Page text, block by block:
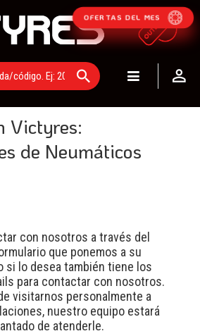
OFERTAS DEL MES
Victyres:
de Neumáticos
con nosotros a través del
que ponemos a su
si lo desea también tiene los
para contactar con nosotros.
visitarnos personalmente a
nuestro equipo estará
de atenderle.